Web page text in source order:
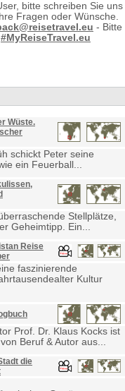
bitte schreiben Sie uns
Fragen oder Wünsche.
- Bitte
#MyReiseTravel.eu
Wüste.
schickt Peter seine
ein Feuerball...
Stellplätze,
Geheimtipp. Ein...
Reise
faszinierende
Kultur
Prof. Dr. Klaus Kocks ist
Beruf & Autor aus...
die